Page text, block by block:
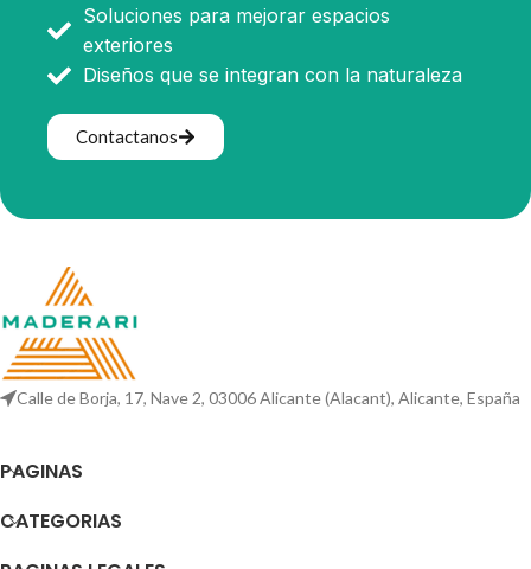
Soluciones para mejorar espacios
exteriores
Diseños que se integran con la naturaleza
Contactanos
Calle de Borja, 17, Nave 2, 03006 Alicante (Alacant), Alicante, España
PAGINAS
CATEGORIAS